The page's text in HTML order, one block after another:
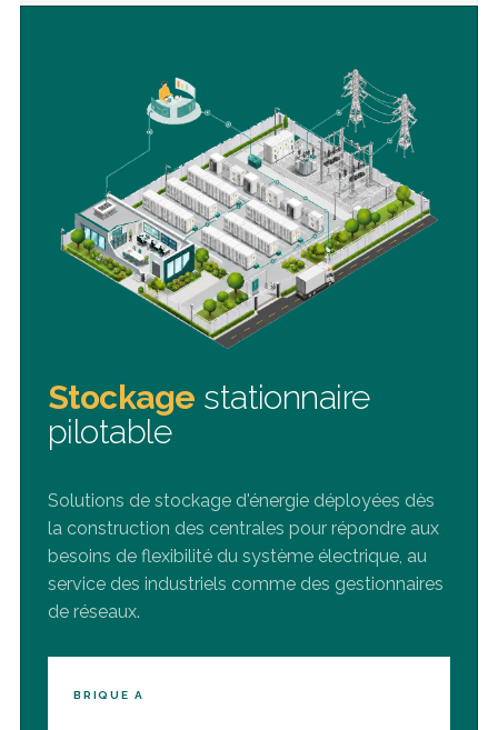
Stockage stationnaire
pilotable
Solutions de stockage d'énergie déployées dès
la construction des centrales pour répondre aux
besoins de flexibilité du système électrique, au
service des industriels comme des gestionnaires
de réseaux.
BRIQUE A